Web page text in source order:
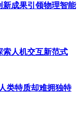
智能迈向更加精准的
成果引领物理智能
索人机交互新范式
类特质却难拥独特